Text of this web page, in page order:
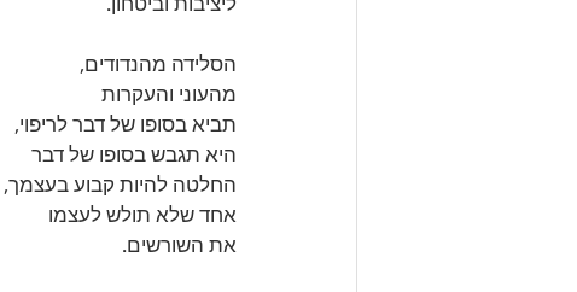
הסלידה מהנדודים,
מהעוני והעקרות
תביא בסופו של דבר לריפוי,
היא תגבש בסופו של דבר
החלטה להיות קבוע בעצמך,
אחד שלא תולש לעצמו
את השורשים.